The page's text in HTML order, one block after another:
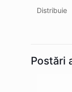
Distribuie
Postări